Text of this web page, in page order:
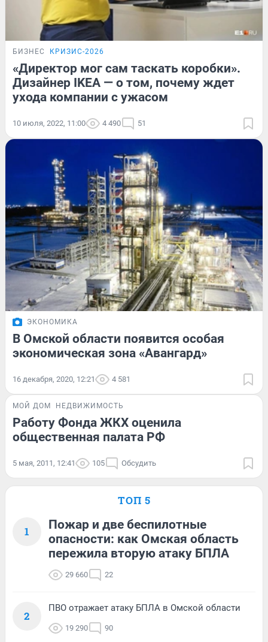
БИЗНЕС КРИЗИС-2026
«Директор мог сам таскать коробки».
Дизайнер IKEA — о том, почему ждет
ухода компании с ужасом
10 июля, 2022, 11:00 4 490 51
ЭКОНОМИКА
В Омской области появится особая
экономическая зона «Авангард»
16 декабря, 2020, 12:21 4 581
МОЙ ДОМ НЕДВИЖИМОСТЬ
Работу Фонда ЖКХ оценила
общественная палата РФ
5 мая, 2011, 12:41 105 Обсудить
ТОП 5
1
Пожар и две беспилотные
опасности: как Омская область
пережила вторую атаку БПЛА
29 660 22
2
ПВО отражает атаку БПЛА в Омской области
19 290 90